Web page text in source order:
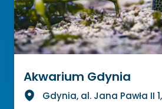
Akwarium Gdynia
Gdynia, al. Jana Pawła II